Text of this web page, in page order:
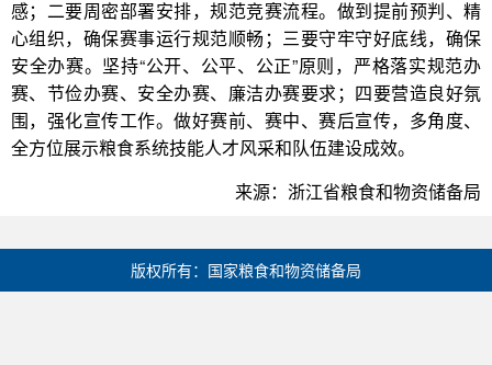
感；二要周密部署安排，规范竞赛流程。做到提前预判、精
心组织，确保赛事运行规范顺畅；三要守牢守好底线，确保
安全办赛。坚持“公开、公平、公正”原则，严格落实规范办
赛、节俭办赛、安全办赛、廉洁办赛要求；四要营造良好氛
围，强化宣传工作。做好赛前、赛中、赛后宣传，多角度、
全方位展示粮食系统技能人才风采和队伍建设成效。
来源：浙江省粮食和物资储备局
版权所有：国家粮食和物资储备局